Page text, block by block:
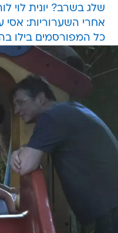
שלג בשרב? יונית לוי
אחרי השערוריות: אסי
כל המפורסמים בילו